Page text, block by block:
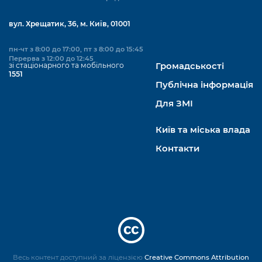
вул. Хрещатик, 36, м. Київ, 01001
пн-чт з 8:00 до 17:00, пт з 8:00 до 15:45
Перерва з 12:00 до 12:45
зі стаціонарного та мобільного
1551
Громадськості
Публічна інформація
Для ЗМІ
Київ та міська влада
Контакти
Весь контент доступний за ліцензією Creative Commons Attribution